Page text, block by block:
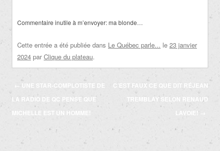
Commentaire inutile à m’envoyer: ma blonde…
Cette entrée a été publiée dans Le Québec parle... le 23 janvier
2024 par Clique du plateau.
Navigation
des
articles
← UNE STAR-COMPLOTISTE DE
LA RADIO DE QC PENSE QUE
MICHELLE EST UN HOMME!
C’EST FAUX CE QUE DIT RÉJEAN
TREMBLAY SELON RENAUD
LAVOIE!
→